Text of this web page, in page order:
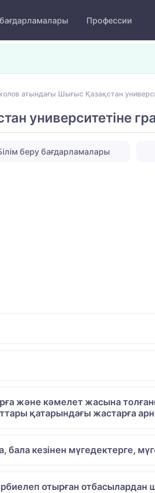
Профессии
атындағы Шығыс Қазақстан
университетіне
беру бағдарламалары
және кәмелет жасына
қатарындағы жастарға
бала кезінен мүгедектерге,
отырған отбасылардан